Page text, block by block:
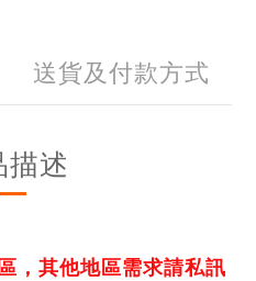
送貨及付款方式
述
，其他地區需求請私訊